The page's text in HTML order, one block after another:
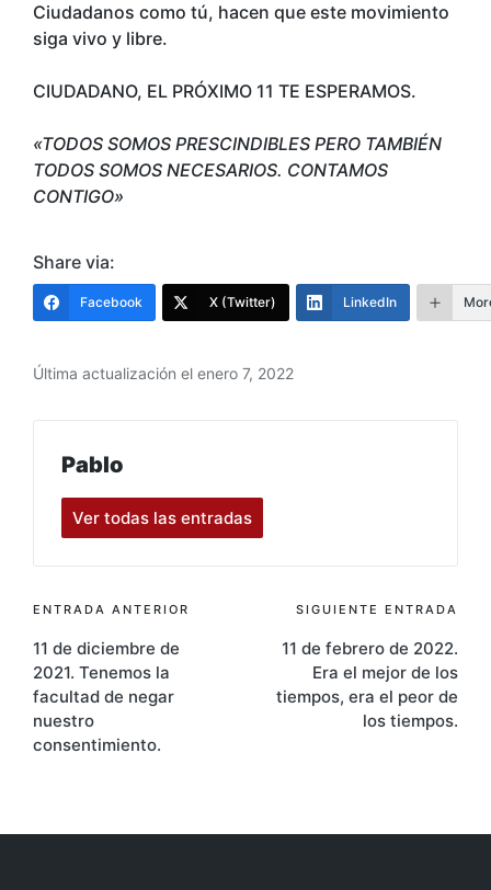
Ciudadanos como tú, hacen que este movimiento
siga vivo y libre.
CIUDADANO, EL PRÓXIMO 11 TE ESPERAMOS.
«TODOS SOMOS PRESCINDIBLES PERO TAMBIÉN
TODOS SOMOS NECESARIOS. CONTAMOS
CONTIGO»
Share via:
Facebook X (Twitter) LinkedIn
Última actualización el enero 7, 2022
Pablo
Ver todas las entradas
Navegación
de
entradas
ENTRADA ANTERIOR
11 de diciembre de
2021. Tenemos la
facultad de negar
nuestro
consentimiento.
SIGUIENTE ENTRADA
11 de febrero de 2022.
Era el mejor de los
tiempos, era el peor de
los tiempos.